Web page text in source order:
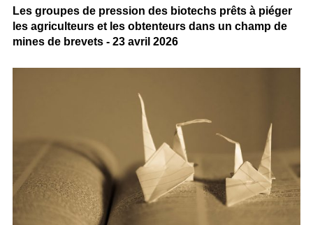
Les groupes de pression des biotechs prêts à piéger
les agriculteurs et les obtenteurs dans un champ de
mines de brevets - 23 avril 2026